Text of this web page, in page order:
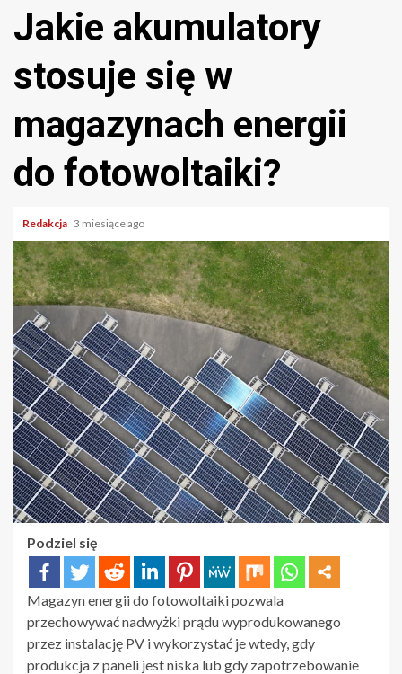
Jakie akumulatory
stosuje się w
magazynach energii
do fotowoltaiki?
Redakcja 3 miesiące ago
Podziel się
Magazyn energii do fotowoltaiki pozwala
przechowywać nadwyżki prądu wyprodukowanego
przez instalację PV i wykorzystać je wtedy, gdy
produkcja z paneli jest niska lub gdy zapotrzebowanie